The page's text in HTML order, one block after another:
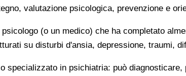
valutazione psicologica, prevenzione e
(o un medico) che ha completato
su disturbi d'ansia, depressione, traumi,
specializzato in psichiatria: può